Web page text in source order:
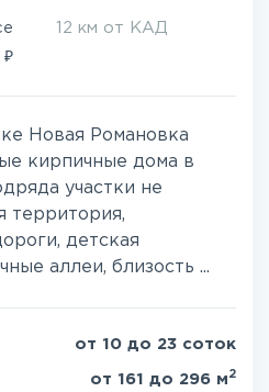
12 км от КАД
₽
Новая Романовка
кирпичные дома в
участки не
территория,
детская
аллеи, близость ...
от 10 до 23 соток
от 161 до 296 м 2